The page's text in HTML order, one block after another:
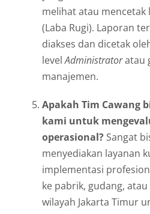
melihat atau mencetak
(Laba Rugi). Laporan
diakses dan dicetak
levelAdministratoratau
manajemen.
Apakah Tim Cawang
kami untuk
operasional? Sangat
menyediakan layanan
implementasi
ke pabrik, gudang,
wilayah Jakarta Timur